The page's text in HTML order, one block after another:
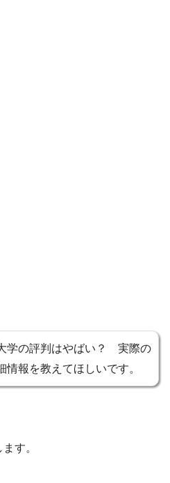
学の評判はやばい？ 実際の
情報を教えてほしいです。
す。